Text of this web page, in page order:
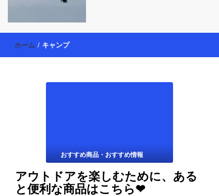
働く母の40代を楽しむ方法
ー活動を通して、豊かな生活を楽しんでいます。懸賞やモニター生
活だけでなく、大好きな【旅行・温泉・食育・美容健康アイテム探
索】も全力で楽しみます。
ホーム / キャンプ
おすすめ商品・おすすめ情報
アウトドアを楽しむために、ある
と便利な商品はこちら❤︎